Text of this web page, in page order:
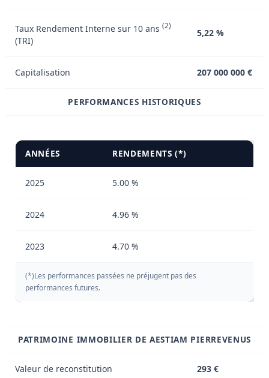
Taux Rendement Interne sur 10 ans (2)
(TRI)
5,22 %
Capitalisation 207 000 000 €
PERFORMANCES HISTORIQUES
ANNÉES RENDEMENTS (*)
2025 5.00 %
2024 4.96 %
2023 4.70 %
(*)Les performances passées ne préjugent pas des
performances futures.
PATRIMOINE IMMOBILIER DE AESTIAM PIERREVENUS
Valeur de reconstitution 293 €